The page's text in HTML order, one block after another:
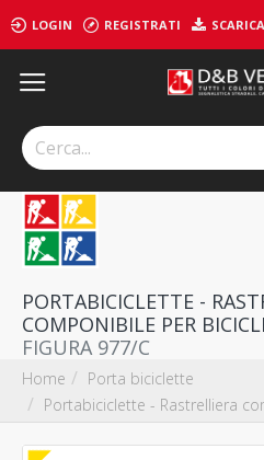
LOGIN REGISTRATI
Home
Porta biciclette
Portabiciclette - Rastrelliera
PORTABICICLETTE -
COMPONIBILE PER
FIGURA 977/C